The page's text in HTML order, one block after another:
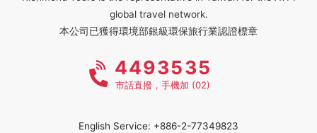
global travel network.
本公司已獲得環境部銀級環保旅行業認證標章
4493535
市話直撥，手機加 (02)
English Service: +886-2-77349823